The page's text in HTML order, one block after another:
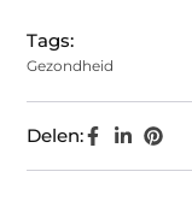
Tags:
Gezondheid
Delen: